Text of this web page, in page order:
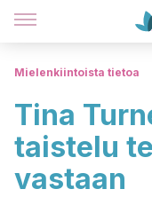
Mielenkiintoista tietoa
Tina
taistelu
vastaan